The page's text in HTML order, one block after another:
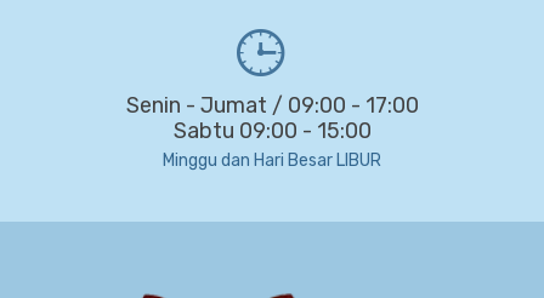
Senin - Jumat / 09:00 - 17:00
Sabtu 09:00 - 15:00
Minggu dan Hari Besar LIBUR